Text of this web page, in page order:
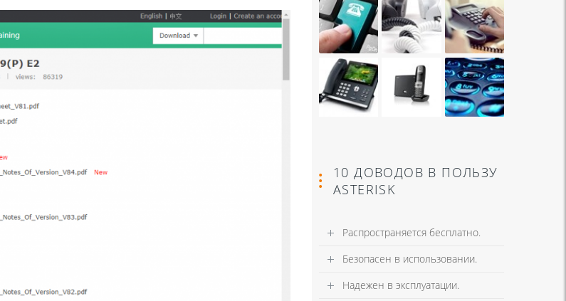
10 ДОВОДОВ В ПОЛЬЗУ
ASTERISK
Распространяется бесплатно.
Безопасен в использовании.
Надежен в эксплуатации.